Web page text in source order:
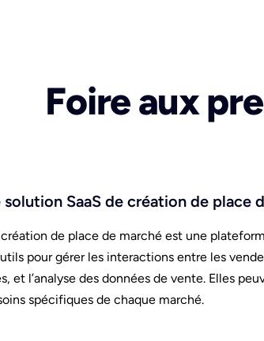
Foire aux
SaaS de création de place
création de place de marché est une
pour gérer les interactions entre les
et l’analyse des données de vente. Elles
spécifiques de chaque marché.